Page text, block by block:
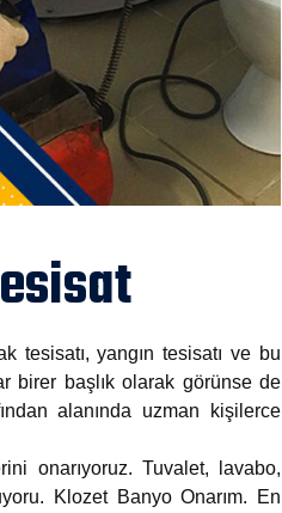
tesisatı, yangın tesisatı ve bu
birer başlık olarak görünse de
alanında uzman kişilerce
onarıyoruz. Tuvalet, lavabo,
Klozet Banyo Onarım. En